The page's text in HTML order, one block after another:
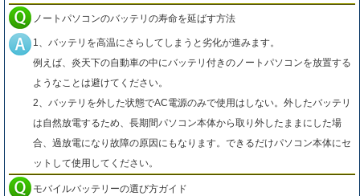
ノートパソコンのバッテリの寿命を延ばす方法
1、バッテリを高温にさらしてしまうと劣化が進みます。
例えば、炎天下の自動車の中にバッテリ付きのノートパソコンを放置する
ようなことは避けてください。
2、バッテリを外した状態でAC電源のみで使用はしない。外したバッテリ
は自然放電するため、長期間パソコン本体から取り外したままにした場
合、過放電になり故障の原因にもなります。できるだけパソコン本体にセ
ットして使用してください。
モバイルバッテリーの選び方ガイド